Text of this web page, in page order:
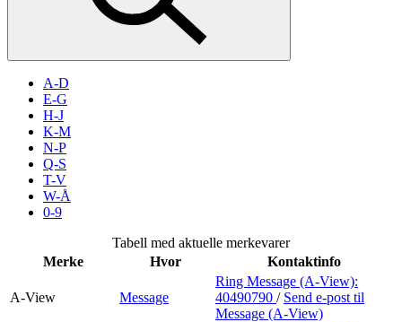
Aktiviteter
Inspirasjon
Søk
Praktisk informasjon
Ledige stillinger
A-D
E-G
H-J
K-M
N-P
Q-S
T-V
W-Å
0-9
Tabell med aktuelle merkevarer
Merke
Hvor Kontaktinfo
A-View Message
Ring Message (A-View):
40490790 / Send e-post til
Message (A-View)